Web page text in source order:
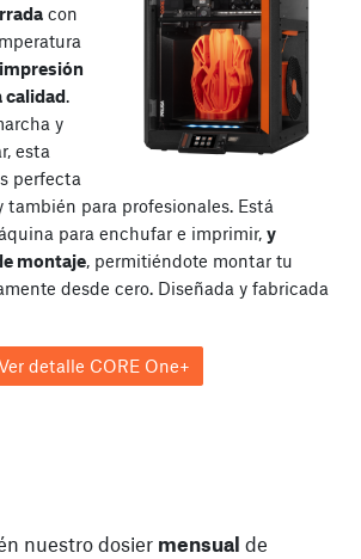
con
impresión
calidad.
y
esta
perfecta
para profesionales. Está
para enchufar e imprimir, y
montaje, permitiéndote montar tu
desde cero. Diseñada y fabricada
detalle CORE One+
nuestro dosier mensual de